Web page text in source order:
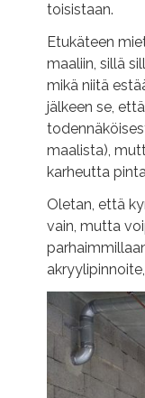
toisistaan.
Etukäteen
maaliin, sillä
mikä niitä
jälkeen se,
maalista),
karheutta
Oletan, että
vain, mutta